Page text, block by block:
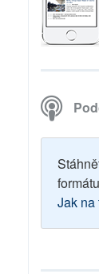
Jak na